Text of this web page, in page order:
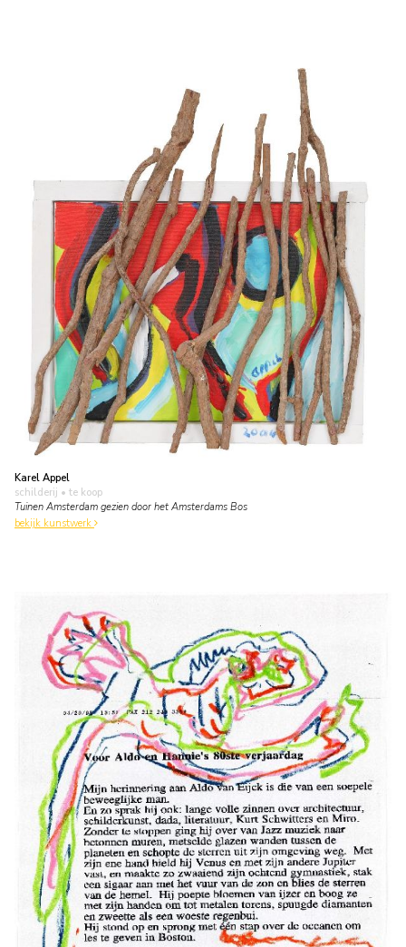
Karel Appel
schilderij • te koop
Tuinen Amsterdam gezien door het Amsterdams Bos
bekijk kunstwerk